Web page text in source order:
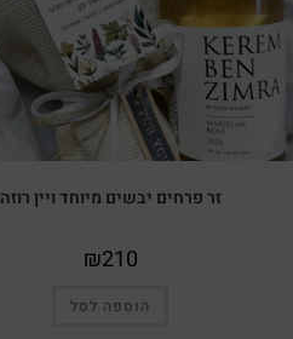
זר פרחים יבשים מיוחד ויין רוזה
₪210
הוספה לסל